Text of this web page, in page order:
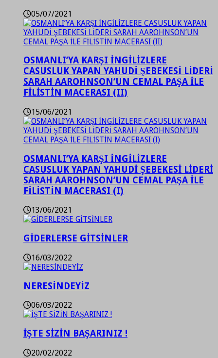
05/07/2021
OSMANLI’YA KARŞI İNGİLİZLERE
CASUSLUK YAPAN YAHUDİ ŞEBEKESİ LİDERİ
SARAH AAROHNSON’UN CEMAL PAŞA İLE
FİLİSTİN MACERASI (II)
15/06/2021
OSMANLI’YA KARŞI İNGİLİZLERE
CASUSLUK YAPAN YAHUDİ ŞEBEKESİ LİDERİ
SARAH AAROHNSON’UN CEMAL PAŞA İLE
FİLİSTİN MACERASI (I)
13/06/2021
GİDERLERSE GİTSİNLER
16/03/2022
NERESİNDEYİZ
06/03/2022
İŞTE SİZİN BAŞARINIZ !
20/02/2022